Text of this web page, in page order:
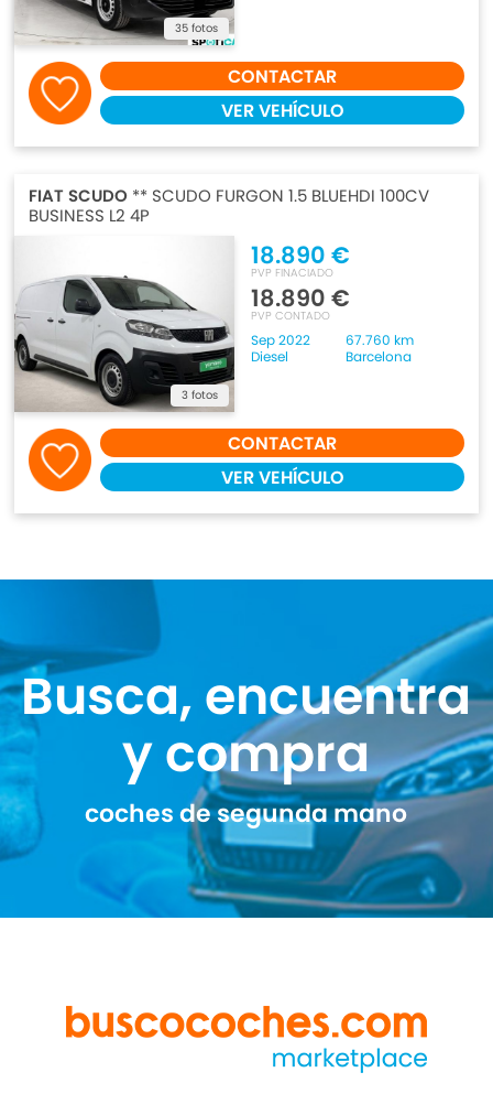
35 fotos
CONTACTAR
VER VEHÍCULO
FIAT SCUDO ** SCUDO FURGON 1.5 BLUEHDI 100CV
BUSINESS L2 4P
3 fotos
18.890 €
PVP FINACIADO
18.890 €
PVP CONTADO
Sep 2022
67.760 km
Diesel
Barcelona
CONTACTAR
VER VEHÍCULO
Busca, encuentra
y compra
coches de segunda mano